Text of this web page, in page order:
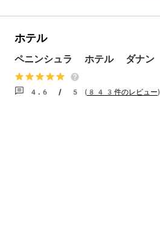
ホテル
ペニンシュラ ホテル ダナン
4.6 / 5 ( 843件のレビュー)